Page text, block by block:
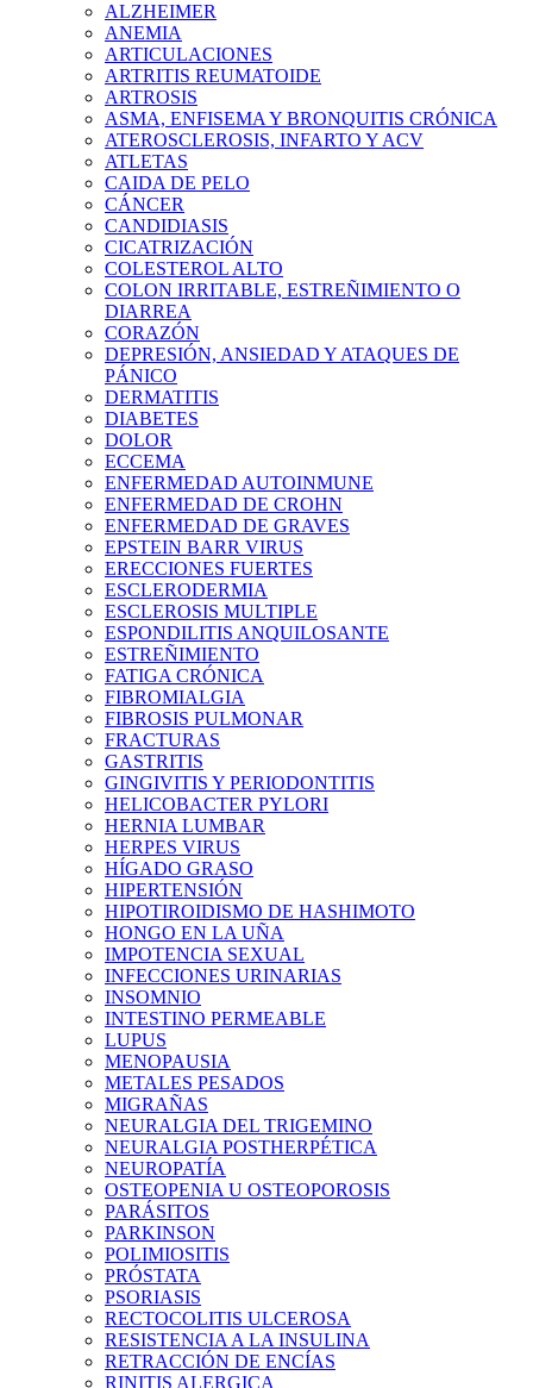
ALZHEIMER
ANEMIA
ARTICULACIONES
ARTRITIS REUMATOIDE
ARTROSIS
ASMA, ENFISEMA Y BRONQUITIS CRÓNICA
ATEROSCLEROSIS, INFARTO Y ACV
ATLETAS
CAIDA DE PELO
CÁNCER
CANDIDIASIS
CICATRIZACIÓN
COLESTEROL ALTO
COLON IRRITABLE, ESTREÑIMIENTO O
DIARREA
CORAZÓN
DEPRESIÓN, ANSIEDAD Y ATAQUES DE
PÁNICO
DERMATITIS
DIABETES
DOLOR
ECCEMA
ENFERMEDAD AUTOINMUNE
ENFERMEDAD DE CROHN
ENFERMEDAD DE GRAVES
EPSTEIN BARR VIRUS
ERECCIONES FUERTES
ESCLERODERMIA
ESCLEROSIS MULTIPLE
ESPONDILITIS ANQUILOSANTE
ESTREÑIMIENTO
FATIGA CRÓNICA
FIBROMIALGIA
FIBROSIS PULMONAR
FRACTURAS
GASTRITIS
GINGIVITIS Y PERIODONTITIS
HELICOBACTER PYLORI
HERNIA LUMBAR
HERPES VIRUS
HÍGADO GRASO
HIPERTENSIÓN
HIPOTIROIDISMO DE HASHIMOTO
HONGO EN LA UÑA
IMPOTENCIA SEXUAL
INFECCIONES URINARIAS
INSOMNIO
INTESTINO PERMEABLE
LUPUS
MENOPAUSIA
METALES PESADOS
MIGRAÑAS
NEURALGIA DEL TRIGEMINO
NEURALGIA POSTHERPÉTICA
NEUROPATÍA
OSTEOPENIA U OSTEOPOROSIS
PARÁSITOS
PARKINSON
POLIMIOSITIS
PRÓSTATA
PSORIASIS
RECTOCOLITIS ULCEROSA
RESISTENCIA A LA INSULINA
RETRACCIÓN DE ENCÍAS
RINITIS ALERGICA